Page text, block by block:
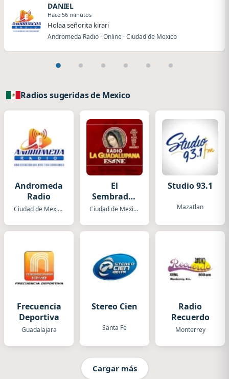
DANIEL
Hace 56 minutos
Holaa señorita kirari
Andromeda Radio · Online · Ciudad de Mexico
Radios sugeridas de Mexico
Andromeda
Radio
Ciudad de Mexico
El
Sembrador
ESNE Radio
Guadalupana
Ciudad de Mexico
Studio 93.1
Mazatlan
Frecuencia
Deportiva
Guadalajara
Stereo Cien
Santa Fe
Radio
Recuerdo
Monterrey
Cargar más